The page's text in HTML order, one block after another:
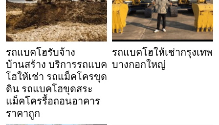
รถแบคโฮรับจ้าง
บ้านสร้าง บริการรถแบค
โฮให้เช่า รถแม็คโครขุด
ดิน รถแบคโฮขุดสระ
แม็คโครรื้อถอนอาคาร
ราคาถูก
รถแบคโฮให้เช่ากรุงเทพ
บางกอกใหญ่